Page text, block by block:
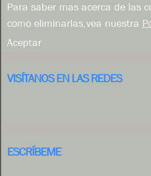
Para saber mas acerca de las
como eliminarlas,vea nuestra
Aceptar
VISÍTANOS EN LAS REDES
ESCRÍBEME